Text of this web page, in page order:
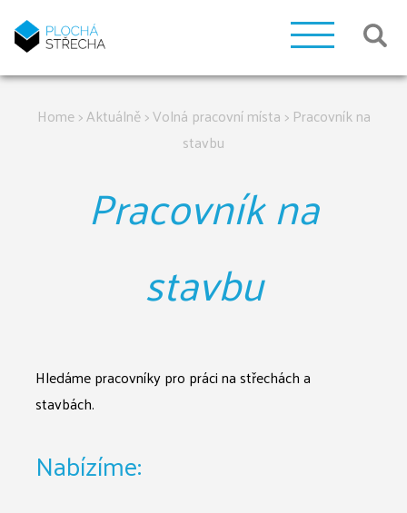
Home>Aktuálně>Volná pracovní místa > Pracovník na
stavbu
Pracovník na
stavbu
Hledáme pracovníky pro práci na střechách a
stavbách.
Nabízíme: